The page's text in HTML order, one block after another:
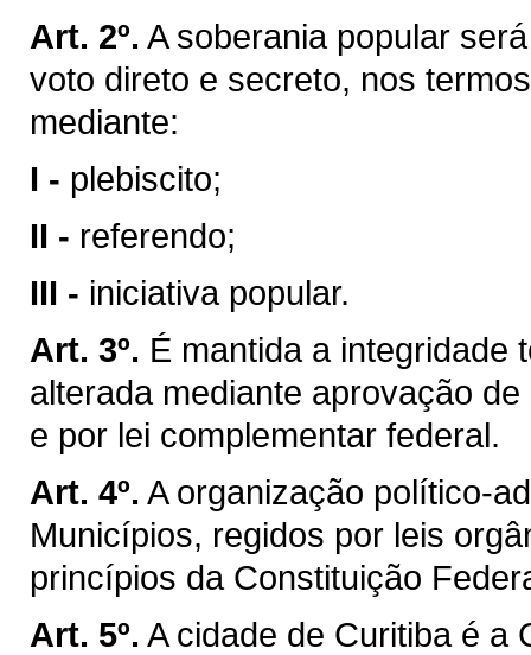
Art. 2º. A soberania popular
voto direto e secreto, nos
mediante:
I - plebiscito;
II - referendo;
III - iniciativa popular.
Art. 3º. É mantida a integridade
alterada mediante aprovação
e por lei complementar federal.
Art. 4º. A organização político-
Municípios, regidos por leis
princípios da Constituição
Art. 5º. A cidade de Curitiba é a